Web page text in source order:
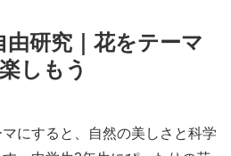
由研究｜花をテーマ
しもう
にすると、自然の美しさと科学